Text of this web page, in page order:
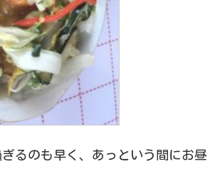
るのも早く、あっという間にお昼